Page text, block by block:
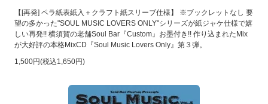
【[再発] ペラ紙表紙入＋クラフト紙スリーブ仕様】 ※ブックレットなし 要
望の多かった"SOUL MUSIC LOVERS ONLY"シリーズが紙ジャケ仕様で嬉
しい再発!! 横須賀の老舗Soul Bar『Custom』お墨付き!! 作り込まれたMix
が大好評の本格MixCD『Soul Music Lovers Only』第３弾。
1,500円(税込1,650円)